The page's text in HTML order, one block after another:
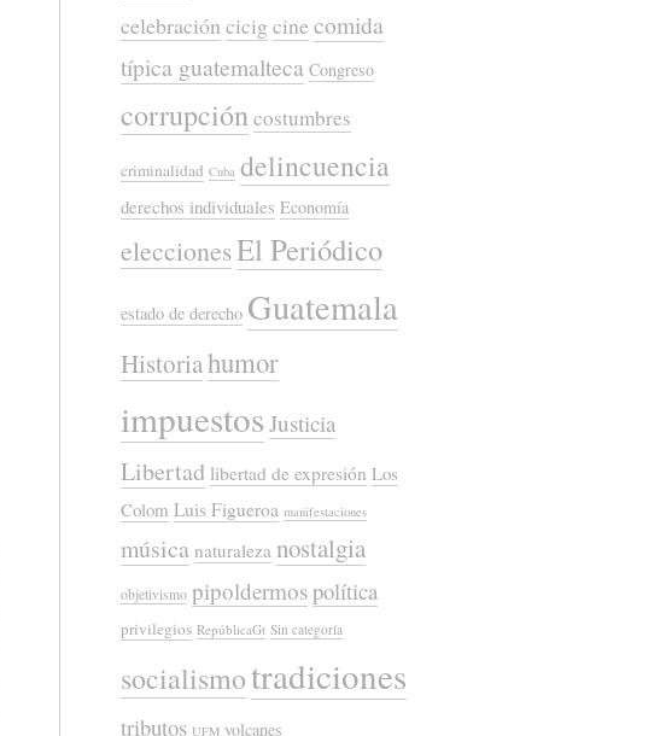
celebración cicig cine comida
típica guatemalteca Congreso
corrupcióncostumbres
criminalidad Cuba delincuencia
derechos individuales Economía
eleccionesEl Periódico
estado de derecho Guatemala
Historiahumor
impuestos Justicia
Libertad libertad de expresión Los
Colom Luis Figueroa manifestaciones
música naturaleza nostalgia
objetivismo pipoldermospolítica
privilegios RepúblicaGt Sin categoría
socialismotradiciones
tributos UFM volcanes